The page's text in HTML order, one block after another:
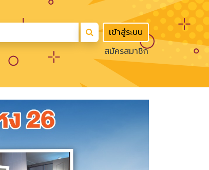
สมัครสมาชิก
เข้าสู่ระบบ